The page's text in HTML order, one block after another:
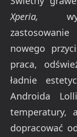
Xperia,
nowego
praca,
ładnie
Androida
temperatury,
dopracować